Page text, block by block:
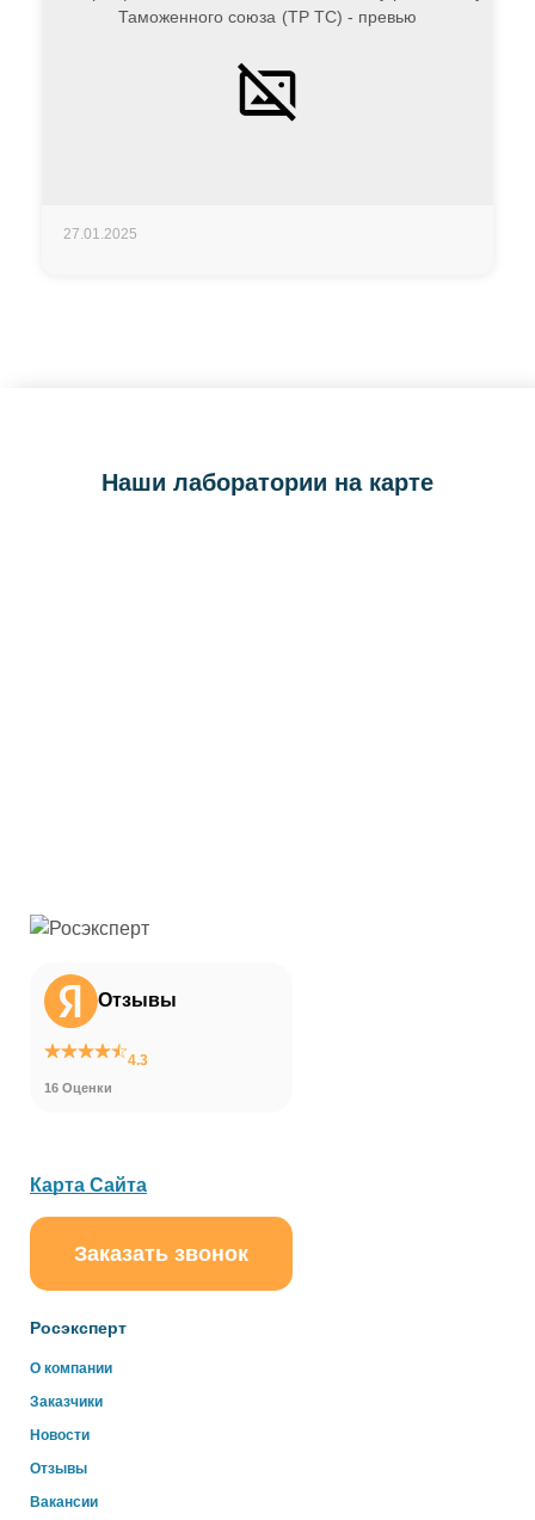
27.01.2025
Наши лаборатории на карте
Отзывы
4.3
16 Оценки
Росэксперт
О компании
Заказчики
Новости
Отзывы
Вакансии
Карта Сайта
Заказать звонок
online
Здравствуйте!
Свяжитесь с нами через WhatsApp нажав на кнопку